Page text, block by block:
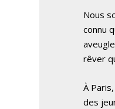
Nous
connu
rêver
À
des